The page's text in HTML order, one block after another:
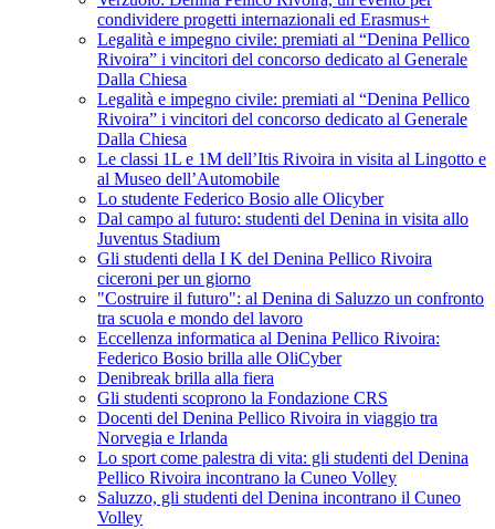
condividere progetti internazionali ed Erasmus+
Legalità e impegno civile: premiati al “Denina Pellico
Rivoira” i vincitori del concorso dedicato al Generale
Dalla Chiesa
Legalità e impegno civile: premiati al “Denina Pellico
Rivoira” i vincitori del concorso dedicato al Generale
Dalla Chiesa
Le classi 1L e 1M dell’Itis Rivoira in visita al Lingotto e
al Museo dell’Automobile
Lo studente Federico Bosio alle Olicyber
Dal campo al futuro: studenti del Denina in visita allo
Juventus Stadium
Gli studenti della I K del Denina Pellico Rivoira
ciceroni per un giorno
"Costruire il futuro": al Denina di Saluzzo un confronto
tra scuola e mondo del lavoro
Eccellenza informatica al Denina Pellico Rivoira:
Federico Bosio brilla alle OliCyber
Denibreak brilla alla fiera
Gli studenti scoprono la Fondazione CRS
Docenti del Denina Pellico Rivoira in viaggio tra
Norvegia e Irlanda
Lo sport come palestra di vita: gli studenti del Denina
Pellico Rivoira incontrano la Cuneo Volley
Saluzzo, gli studenti del Denina incontrano il Cuneo
Volley